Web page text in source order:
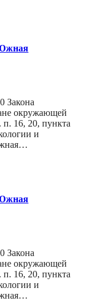
Южная
Закона
окружающей
16, 20, пункта
и
Южная
Закона
окружающей
16, 20, пункта
и